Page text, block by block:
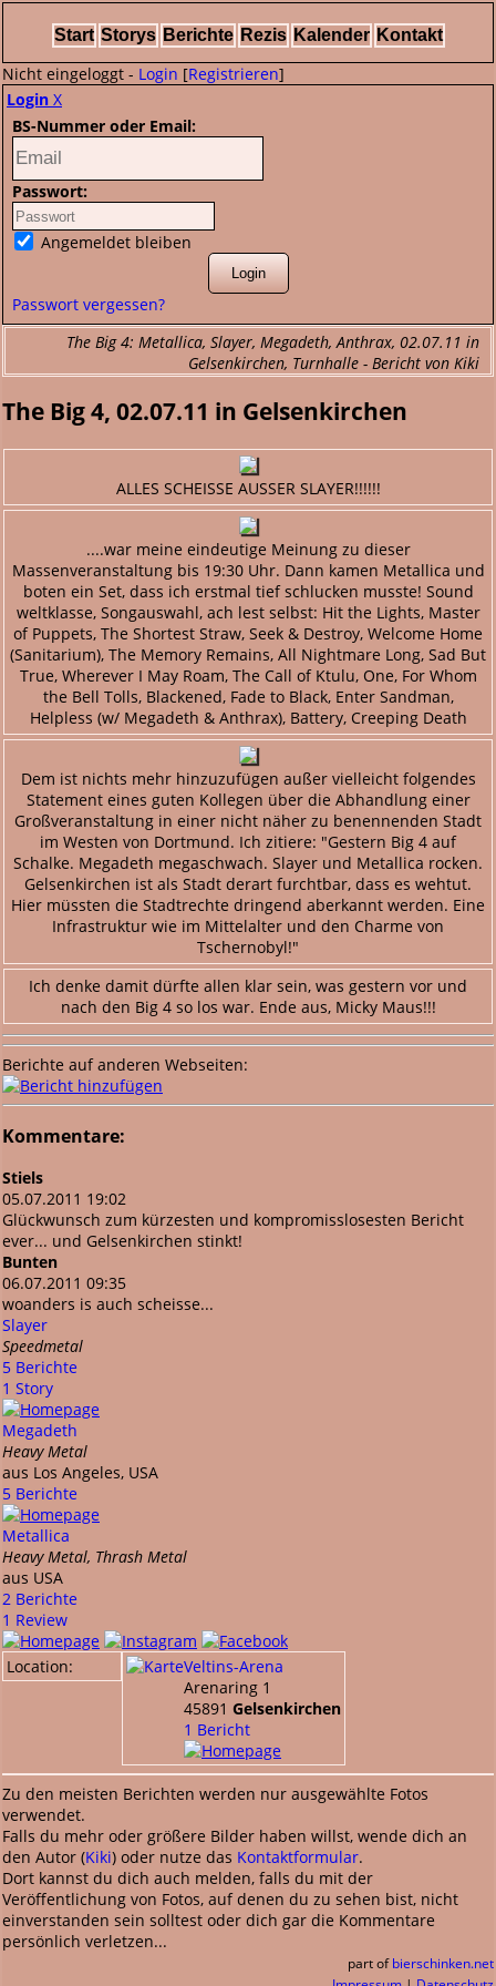
Start Storys Berichte Rezis Kalender Kontakt
Nicht eingeloggt - Login [Registrieren]
Login X
BS-Nummer oder Email:
Passwort:
Angemeldet bleiben
Passwort vergessen?
The Big 4: Metallica, Slayer, Megadeth, Anthrax, 02.07.11 in
Gelsenkirchen, Turnhalle - Bericht von Kiki
The Big 4, 02.07.11 in Gelsenkirchen
ALLES SCHEISSE AUSSER SLAYER!!!!!!
....war meine eindeutige Meinung zu dieser
Massenveranstaltung bis 19:30 Uhr. Dann kamen Metallica und
boten ein Set, dass ich erstmal tief schlucken musste! Sound
weltklasse, Songauswahl, ach lest selbst: Hit the Lights, Master
of Puppets, The Shortest Straw, Seek & Destroy, Welcome Home
(Sanitarium), The Memory Remains, All Nightmare Long, Sad But
True, Wherever I May Roam, The Call of Ktulu, One, For Whom
the Bell Tolls, Blackened, Fade to Black, Enter Sandman,
Helpless (w/ Megadeth & Anthrax), Battery, Creeping Death
Dem ist nichts mehr hinzuzufügen außer vielleicht folgendes
Statement eines guten Kollegen über die Abhandlung einer
Großveranstaltung in einer nicht näher zu benennenden Stadt
im Westen von Dortmund. Ich zitiere: "Gestern Big 4 auf
Schalke. Megadeth megaschwach. Slayer und Metallica rocken.
Gelsenkirchen ist als Stadt derart furchtbar, dass es wehtut.
Hier müssten die Stadtrechte dringend aberkannt werden. Eine
Infrastruktur wie im Mittelalter und den Charme von
Tschernobyl!"
Ich denke damit dürfte allen klar sein, was gestern vor und
nach den Big 4 so los war. Ende aus, Micky Maus!!!
Berichte auf anderen Webseiten:
Kommentare:
Stiels
05.07.2011 19:02
Glückwunsch zum kürzesten und kompromisslosesten Bericht
ever... und Gelsenkirchen stinkt!
Bunten
06.07.2011 09:35
woanders is auch scheisse...
Slayer
Speedmetal
5 Berichte
1 Story
Megadeth
Heavy Metal
aus Los Angeles, USA
5 Berichte
Metallica
Heavy Metal, Thrash Metal
aus USA
2 Berichte
1 Review
Location:
Veltins-Arena
Arenaring 1
45891 Gelsenkirchen
1 Bericht
Zu den meisten Berichten werden nur ausgewählte Fotos
verwendet.
Falls du mehr oder größere Bilder haben willst, wende dich an
den Autor (Kiki) oder nutze das Kontaktformular.
Dort kannst du dich auch melden, falls du mit der
Veröffentlichung von Fotos, auf denen du zu sehen bist, nicht
einverstanden sein solltest oder dich gar die Kommentare
persönlich verletzen...
part of bierschinken.net